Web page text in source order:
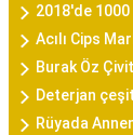
2018'de
Acılı Cips
Burak Öz
Deterjan
Rüyada